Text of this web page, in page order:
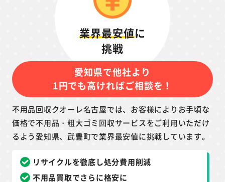
業界最安値に
挑戦
愛知県で他社より
1円でも高ければご相談を！
不用品回収クオーレ名古屋では、お客様によりお手頃な
価格で不用品・粗大ゴミ回収サービスをご利用いただけ
るよう愛知県、武豊町で業界最安値に挑戦しています。
リサイクルを徹底し処分費用削減
不用品買取でさらに格安に